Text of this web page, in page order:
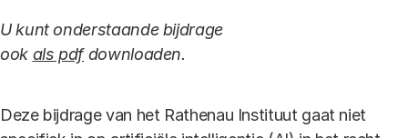
U kunt onderstaande bijdrage
ook als pdfdownloaden.
Deze bijdrage van het Rathenau Instituut gaat niet